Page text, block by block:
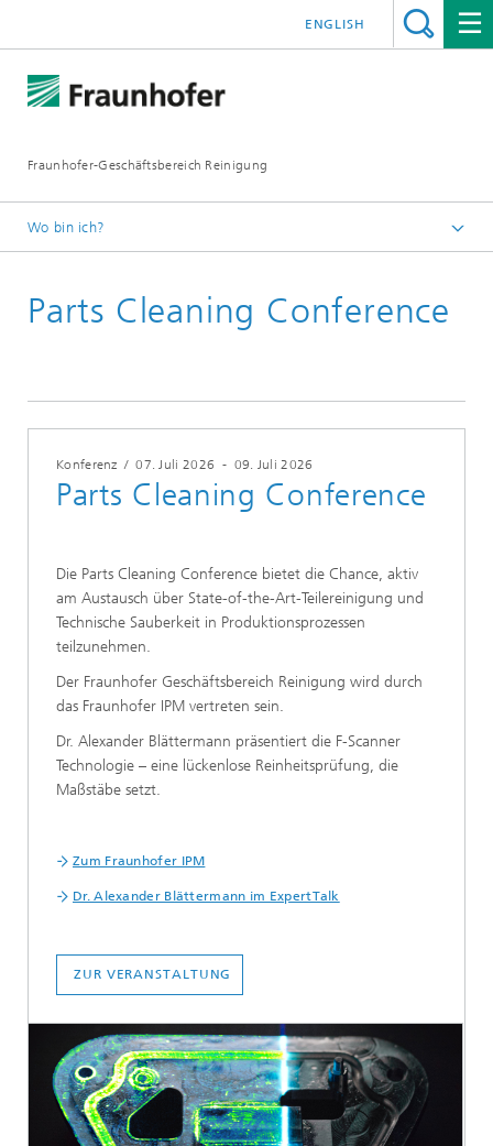
Fraunhofer-Geschäftsbereich Reinigung
ENGLISH
Wo bin ich?
News & Medien
Parts Cleaning Conference
Konferenz /07. Juli 2026 - 09. Juli 2026
Parts Cleaning Conference
Die Parts Cleaning Conference bietet die Chance, aktiv
am Austausch über State-of-the-Art-Teilereinigung und
Technische Sauberkeit in Produktionsprozessen
teilzunehmen.
Der Fraunhofer Geschäftsbereich Reinigung wird durch
das Fraunhofer IPM vertreten sein.
Dr. Alexander Blättermann präsentiert die F-Scanner
Technologie – eine lückenlose Reinheitsprüfung, die
Maßstäbe setzt.
Zum Fraunhofer IPM
Dr. Alexander Blättermann im ExpertTalk
ZUR VERANSTALTUNG